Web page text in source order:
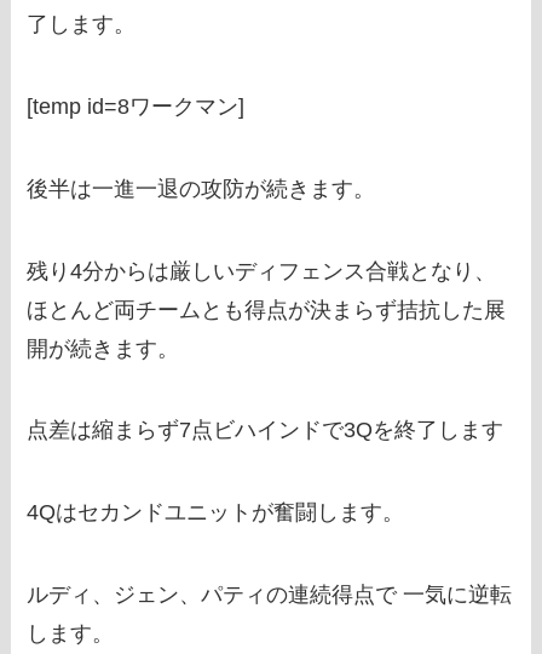
了します。
[temp id=8ワークマン]
後半は一進一退の攻防が続きます。
残り4分からは厳しいディフェンス合戦となり、
ほとんど両チームとも得点が決まらず拮抗した展
開が続きます。
点差は縮まらず7点ビハインドで3Qを終了します
4Qはセカンドユニットが奮闘します。
ルディ、ジェン、パティの連続得点で 一気に逆転
します。